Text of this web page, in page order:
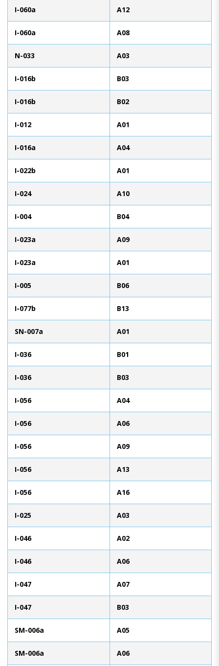
I-060a A12
I-060a A08
N-033 A03
I-016b B03
I-016b B02
I-012 A01
I-016a A04
I-022b A01
I-024 A10
I-004 B04
I-023a A09
I-023a A01
I-005 B06
I-077b B13
SN-007a A01
I-036 B01
I-036 B03
I-056 A04
I-056 A06
I-056 A09
I-056 A13
I-056 A16
I-025 A03
I-046 A02
I-046 A06
I-047 A07
I-047 B03
SM-006a A05
SM-006a A06